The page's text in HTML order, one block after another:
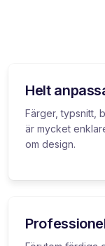
Helt
Färger, typsnitt,
är mycket
om design.